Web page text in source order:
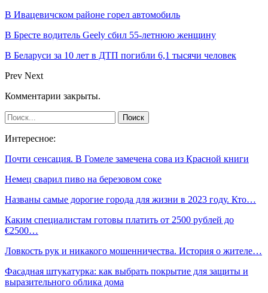
В Ивацевичском районе горел автомобиль
В Бресте водитель Geely сбил 55-летнюю женщину
В Беларуси за 10 лет в ДТП погибли 6,1 тысячи человек
Prev Next
Комментарии закрыты.
Интересное:
Почти сенсация. В Гомеле замечена сова из Красной книги
Немец сварил пиво на березовом соке
Названы самые дорогие города для жизни в 2023 году. Кто…
Каким специалистам готовы платить от 2500 рублей до
€2500…
Ловкость рук и никакого мошенничества. История о жителе…
Фасадная штукатурка: как выбрать покрытие для защиты и
выразительного облика дома